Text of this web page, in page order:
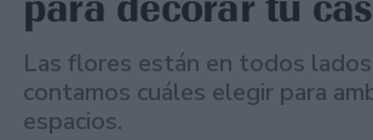
Las flores están en todos
contamos cuáles elegir para
espacios.